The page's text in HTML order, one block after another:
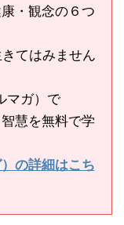
・観念の６つ
きてはみません
マガ）で
慧を無料で学
の詳細はこち